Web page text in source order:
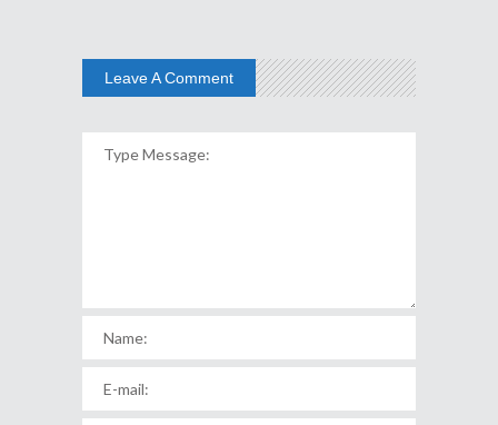
Leave A Comment